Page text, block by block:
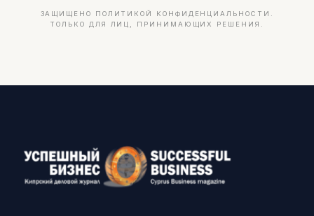
ЗАЩИЩЕНО ПОЛИТИКОЙ КОНФИДЕНЦИАЛЬНОСТИ.
ТОЛЬКО ДЛЯ ЛИЦ, ПРИНИМАЮЩИХ РЕШЕНИЯ.